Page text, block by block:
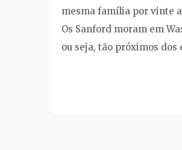
mesma família por vinte
Os Sanford moram em
ou seja, tão próximos dos